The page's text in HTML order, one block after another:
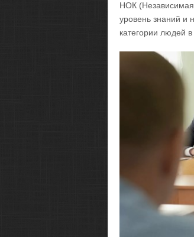
НОК (Независимая
уровень знаний и
категории людей